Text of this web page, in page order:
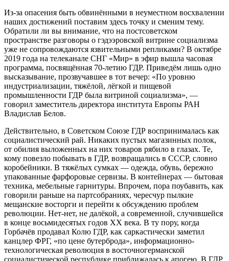
Из-за опасения быть обвинёнными в неуместном восхвалении
наших достижений поставим здесь точку и сменим тему.
Обратили ли вы внимание, что на постсоветском
пространстве разговоры о гэдээровской витрине социализма
уже не сопровождаются язвительными репликами? В октябре
2019 года на телеканале СНГ «Мир» в эфир вышла часовая
программа, посвящённая 70-летию ГДР. Приведём лишь одно
высказывание, прозвучавшее в тот вечер: «По уровню
индустриализации, тяжёлой, лёгкой и пищевой
промышленности ГДР была витриной социализма», —
говорил заместитель директора института Европы РАН
Владислав Белов.
Действительно, в Советском Союзе ГДР воспринималась как
социалистический рай. Никаких пустых магазинных полок,
от обилия выложенных на них товаров рябило в глазах. Те,
кому повезло побывать в ГДР, возвращались в СССР, словно
коробейники. В тяжёлых сумках — одежда, обувь, бережно
упакованные фарфоровые сервизы. В контейнерах — бытовая
техника, мебельные гарнитуры. Впрочем, пора поубавить, как
говорили раньше на партсобраниях, чересчур пылкие
мещанские восторги и перейти к обсуждению проблем
революции. Нет-нет, не далёкой, а современной, случившейся
в конце восьмидесятых годов XX века. В ту пору, когда
Горбачёв продавал Колю ГДР, как саркастически заметил
канцлер ФРГ, «по цене бутерброда», информационно-
технологическая революция в восточногерманской
социалистической республике приближалась к апогею. В ГДР